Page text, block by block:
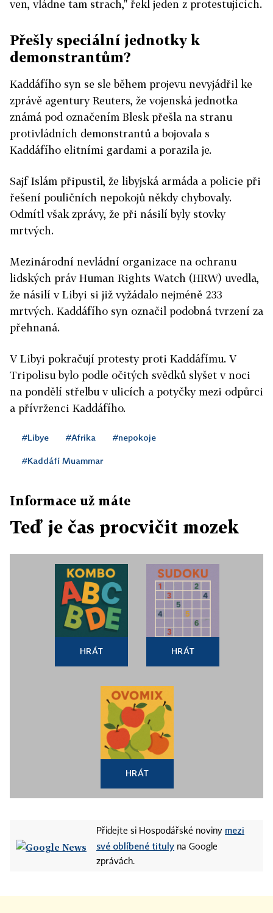
ven, vládne tam strach," řekl jeden z protestujících.
Přešly speciální jednotky k
demonstrantům?
Kaddáfího syn se sle během projevu nevyjádřil ke
zprávě agentury Reuters, že vojenská jednotka
známá pod označením Blesk přešla na stranu
protivládních demonstrantů a bojovala s
Kaddáfího elitními gardami a porazila je.
Sajf Islám připustil, že libyjská armáda a policie při
řešení pouličních nepokojů někdy chybovaly.
Odmítl však zprávy, že při násilí byly stovky
mrtvých.
Mezinárodní nevládní organizace na ochranu
lidských práv Human Rights Watch (HRW) uvedla,
že násilí v Libyi si již vyžádalo nejméně 233
mrtvých. Kaddáfího syn označil podobná tvrzení za
přehnaná.
V Libyi pokračují protesty proti Kaddáfímu. V
Tripolisu bylo podle očitých svědků slyšet v noci
na pondělí střelbu v ulicích a potyčky mezi odpůrci
a přívrženci Kaddáfího.
#Libye #Afrika #nepokoje
#Kaddáfí Muammar
Informace už máte
Teď je čas procvičit mozek
HRÁT HRÁT
HRÁT
Přidejte si Hospodářské noviny mezi
své oblíbené tituly na Google
zprávách.